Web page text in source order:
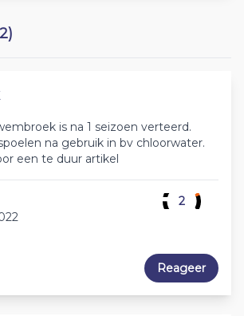
is na 1 seizoen verteerd.
na gebruik in bv chloorwater.
een te duur artikel
2
Reageer